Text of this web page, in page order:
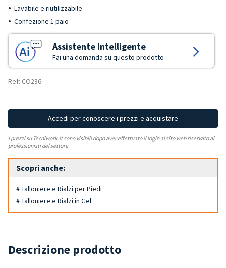
Lavabile e riutilizzabile
Confezione 1 paio
Assistente Intelligente
Fai una domanda su questo prodotto
Ref: CO236
Accedi per conoscere i prezzi e acquistare
I prezzi su Tecniwork.it sono visibili dopo aver effettuato il login al sito web riservato ai
professionisti del settore.
Scopri anche:
# Talloniere e Rialzi per Piedi
# Talloniere e Rialzi in Gel
Descrizione prodotto